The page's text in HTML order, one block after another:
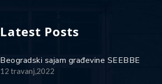
Latest Posts
Beogradski sajam građevine SEEBBE
12 travanj,2022